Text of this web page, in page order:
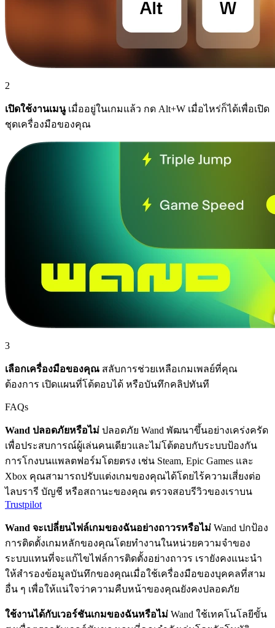
2
เปิดใช้งานเมนูเมื่ออยู่ในเกมแล้ว กด Alt+W เมื่อไหร่ก็ได้เพื่อเปิด
ชุดเครื่องมือของคุณ
3
เลือกเครื่องมือของคุณ สลับการช่วยเหลือเกมเพลย์ที่คุณ
ต้องการ เปิดแผนที่โต้ตอบได้ หรือบันทึกคลิปทันที
FAQs
Wand ปลอดภัยหรือไม่ ปลอดภัย Wand พัฒนาขึ้นอย่างเคร่งครัด
เพื่อประสบการณ์ผู้เล่นคนเดียวและไม่โต้ตอบกับระบบป้องกัน
การโกงบนแพลตฟอร์มโดยตรง เช่น Steam, Epic Games และ
Xbox คุณสามารถปรับแต่งเกมของคุณได้โดยไร้ความเสี่ยงต่อ
ไลบรารี บัญชี หรือสถานะของคุณ ตรวจสอบรีวิวของเราบน
Trustpilot
Wand จะเปลี่ยนไฟล์เกมของฉันอย่างถาวรหรือไม่ Wand ปกป้อง
การติดตั้งเกมหลักของคุณโดยทำงานในหน่วยความจำของ
ระบบแทนที่จะแก้ไขไฟล์การติดตั้งอย่างถาวร เรายังคงแนะนำ
ให้สำรองข้อมูลบันทึกของคุณเมื่อใช้เครื่องมือของบุคคลที่สาม
อื่น ๆ เพื่อให้แน่ใจว่าความคืบหน้าของคุณยังคงปลอดภัย
ใช้งานได้กับเวอร์ชันเกมของฉันหรือไม่ Wand ใช้เทคโนโลยีขั้น